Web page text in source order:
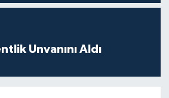
Unvanını Aldı